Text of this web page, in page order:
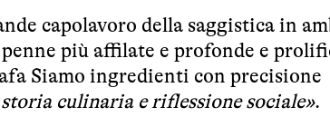
capolavoro della saggistica in
più affilate e profonde e
Siamo ingredienti con precisione
culinaria e riflessione sociale».